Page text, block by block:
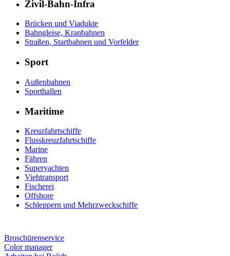
Zivil-Bahn-Infra
Brücken und Viadukte
Bahngleise, Kranbahnen
Straßen, Startbahnen und Vorfelder
Sport
Außenbahnen
Sporthallen
Maritime
Kreuzfahrtschiffe
Flusskreuzfahrtschiffe
Marine
Fähren
Superyachten
Viehtransport
Fischerei
Offshore
Schleppern und Mehrzweckschiffe
Broschürenservice
Color manager